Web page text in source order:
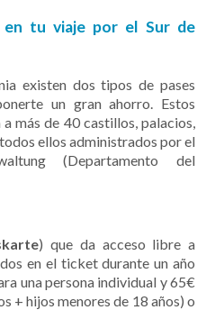
en tu viaje por el Sur de
existen dos tipos de pases
un gran ahorro. Estos
más de 40 castillos, palacios,
ellos administrados por el
(Departamento del
) que da acceso libre a
en el ticket durante un año
una persona individual y 65€
+ hijos menores de 18 años) o